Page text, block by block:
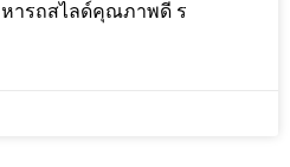
ารถสไลด์คุณภาพดี ร